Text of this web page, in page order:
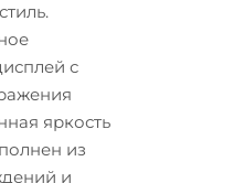
с
яркость
из
и